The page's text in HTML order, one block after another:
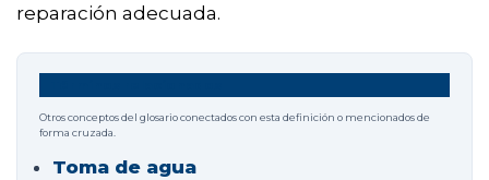
reparación adecuada.
Otros conceptos del glosario conectados con esta definición o mencionados de
forma cruzada.
Toma de agua